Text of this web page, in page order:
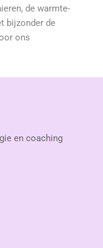
de warmte-
bijzonder de
ons
en coaching